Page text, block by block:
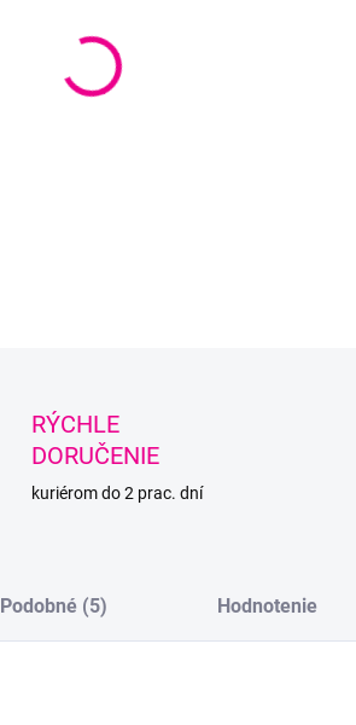
DETAILNÉ INFORMÁCIE
RÝCHLE
DORUČENIE
kuriérom do 2 prac. dní
Podobné (5) Hodnotenie